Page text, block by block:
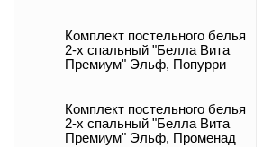
Комплект постельного белья
2-х спальный "Белла Вита
Премиум" Эльф, Попурри
Комплект постельного белья
2-х спальный "Белла Вита
Премиум" Эльф, Променад